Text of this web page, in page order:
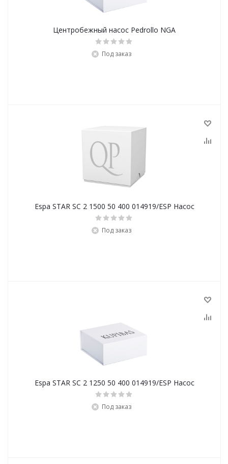
Центробежный насос Pedrollo NGA
Под заказ
Espa STAR SC 2 1500 50 400 014919/ESP Насос
Под заказ
Espa STAR SC 2 1250 50 400 014919/ESP Насос
Под заказ